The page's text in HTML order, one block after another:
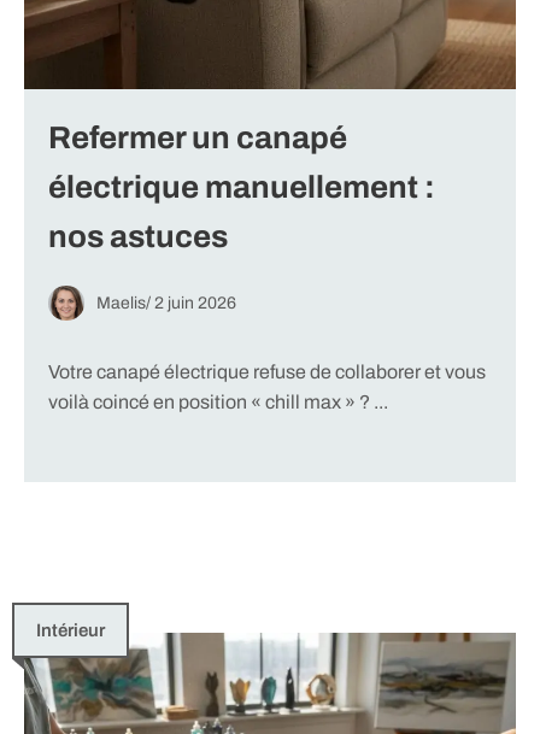
Refermer un canapé
électrique manuellement :
nos astuces
Maelis/ 2 juin 2026
Votre canapé électrique refuse de collaborer et vous
voilà coincé en position « chill max » ? ...
Intérieur